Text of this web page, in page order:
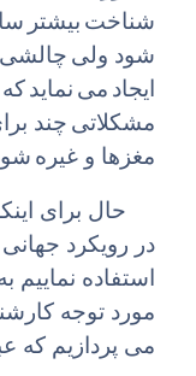
شناخت بیشتر
شود ولی چالشی
ایجاد می نمایدکه
مشکلاتی چند
مغزها و غیره
حال برای
در رویکرد
استفاده
مورد توجه
می پردازیم که